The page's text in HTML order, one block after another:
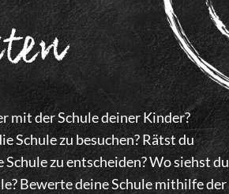
mit der Schule deiner Kinder?
Schule zu besuchen? Rätst du
zu entscheiden? Wo siehst du
Bewerte deine Schule mithilfe der